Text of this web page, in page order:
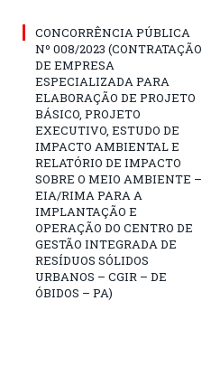
CONCORRÊNCIA PÚBLICA
Nº 008/2023 (CONTRATAÇÃO
DE EMPRESA
ESPECIALIZADA PARA
ELABORAÇÃO DE PROJETO
BÁSICO, PROJETO
EXECUTIVO, ESTUDO DE
IMPACTO AMBIENTAL E
RELATÓRIO DE IMPACTO
SOBRE O MEIO AMBIENTE –
EIA/RIMA PARA A
IMPLANTAÇÃO E
OPERAÇÃO DO CENTRO DE
GESTÃO INTEGRADA DE
RESÍDUOS SÓLIDOS
URBANOS – CGIR – DE
ÓBIDOS – PA)